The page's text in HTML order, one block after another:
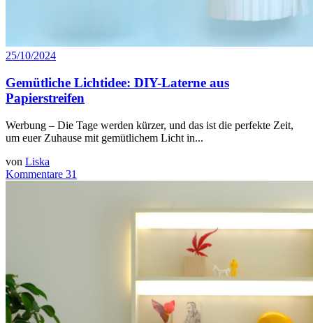
25/10/2024
Gemütliche Lichtidee: DIY-Laterne aus
Papierstreifen
Werbung – Die Tage werden kürzer, und das ist die perfekte Zeit,
um euer Zuhause mit gemütlichem Licht in...
von Liska
Kommentare 31